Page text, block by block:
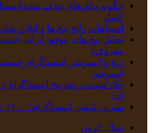
چگونه پیام‌ های حذف‌ شده
کامل
اشتباهات رایج پیج ها و آنلاین
تحلیل پیج‌ های موفق ایرانی
معروف)
ایمپرشن
چک‌ لیست رشد پیج اینستاگرام
ای)
بهترین کپشن‌ اینستاگرام؛ ۱۰۰+ متن خاص فارسی و انگلیسی
دنبال کردن